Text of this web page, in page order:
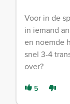
Voor in de
in iemand
en noemde
snel 3-4
over?
5